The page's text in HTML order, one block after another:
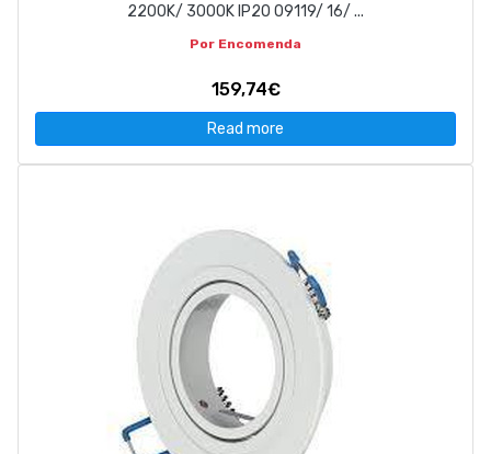
2200K/ 3000K IP20 09119/ 16/ ...
Por Encomenda
159,74€
Read more